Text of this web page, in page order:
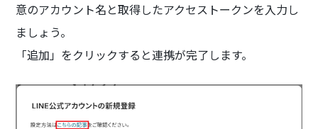
意のアカウント名と取得したアクセストークンを入力し
ましょう。
「追加」をクリックすると連携が完了します。